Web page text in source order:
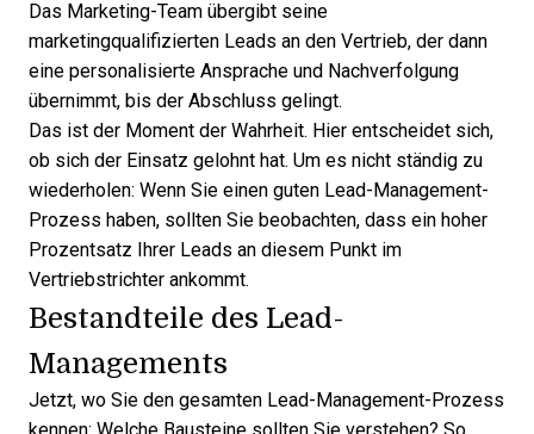
Das Marketing-Team übergibt seine
marketingqualifizierten Leads an den Vertrieb, der dann
eine personalisierte Ansprache und Nachverfolgung
übernimmt, bis der Abschluss gelingt.
Das ist der Moment der Wahrheit. Hier entscheidet sich,
ob sich der Einsatz gelohnt hat. Um es nicht ständig zu
wiederholen: Wenn Sie einen guten Lead-Management-
Prozess haben, sollten Sie beobachten, dass ein hoher
Prozentsatz Ihrer Leads an diesem Punkt im
Vertriebstrichter ankommt.
Bestandteile des Lead-
Managements
Jetzt, wo Sie den gesamten Lead-Management-Prozess
kennen: Welche Bausteine sollten Sie verstehen? So